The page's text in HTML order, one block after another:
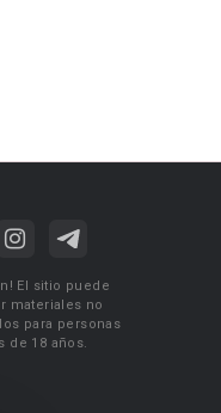
El sitio puede
materiales no
para personas
de 18 años.